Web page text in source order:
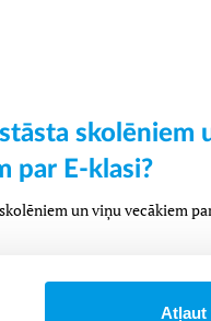
Atļaut
skolēniem
par E-klasi?
un viņu vecākiem